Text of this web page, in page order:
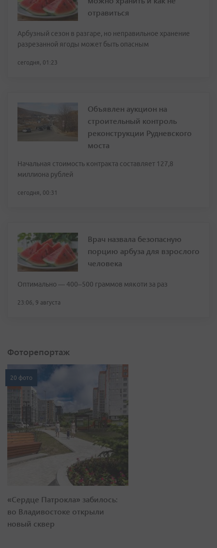
отравиться
Арбузный сезон в разгаре, но неправильное хранение
разрезанной ягоды может быть опасным
сегодня, 01:23
Объявлен аукцион на
строительный контроль
реконструкции Рудневского
моста
Начальная стоимость контракта составляет 127,8
миллиона рублей
сегодня, 00:31
Врач назвала безопасную
порцию арбуза для взрослого
человека
Оптимально — 400–500 граммов мякоти за раз
23:06, 9 августа
Фоторепортаж
20 фото
«Сердце Патрокла» забилось:
во Владивостоке открыли
новый сквер